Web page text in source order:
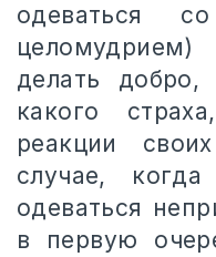
одеваться
делать
какого
реакции
случае,
одеваться
в первую